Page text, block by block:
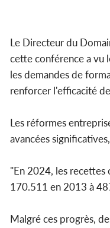
Le Directeur du
cette conférence a vu
les demandes de
renforcer l'efficacité
Les réformes
avancées
"En 2024, les
170.511 en 2013 à
Malgré ces progrès,